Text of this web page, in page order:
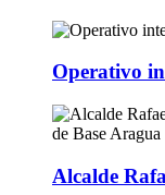
Operativo
Alcalde